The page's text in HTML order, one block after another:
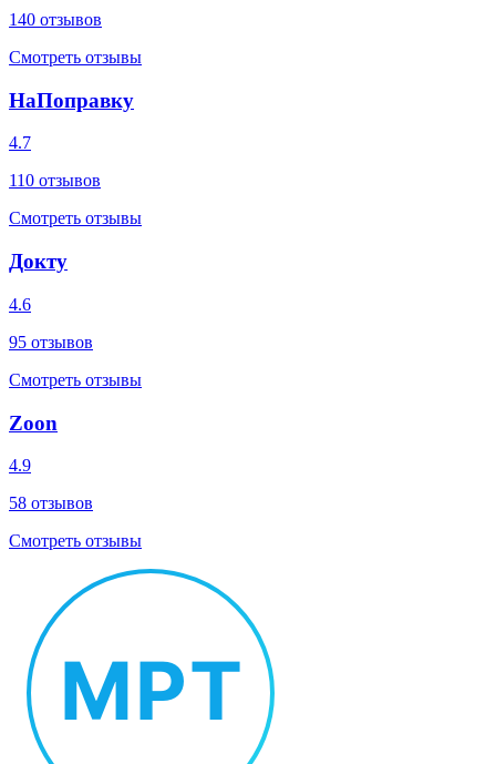
140 отзывов
Смотреть отзывы
НаПоправку
4.7
110 отзывов
Смотреть отзывы
Докту
4.6
95 отзывов
Смотреть отзывы
Zoon
4.9
58 отзывов
Смотреть отзывы